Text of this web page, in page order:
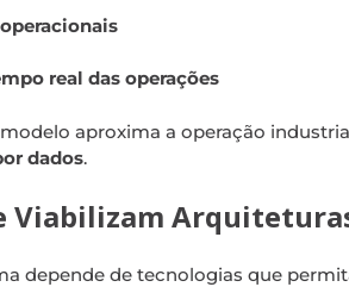
real das operações
modelo aproxima a operação
dados.
Viabilizam
depende de tecnologias que